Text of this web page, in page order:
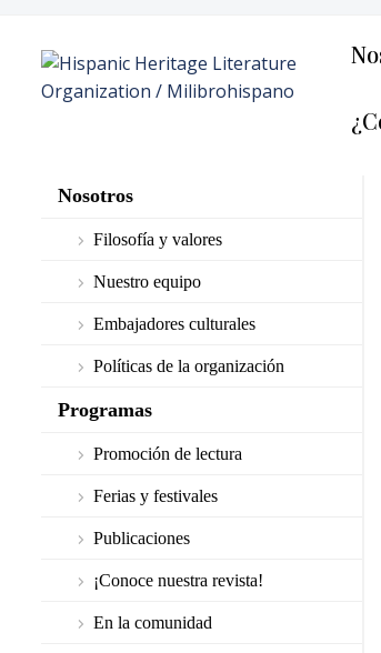
Nosotros
Filosofía y valores
Nuestro equipo
Embajadores culturales
Políticas de la organización
Programas
Promoción de lectura
Ferias y festivales
Publicaciones
¡Conoce nuestra revista!
En la comunidad